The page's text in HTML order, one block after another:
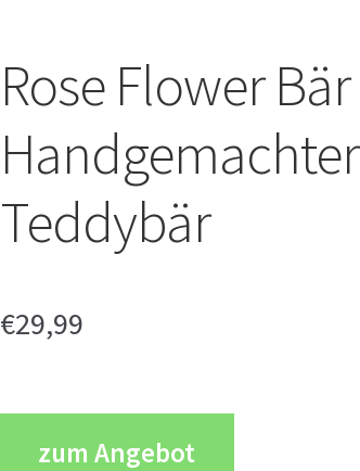
Rose Flower Bär
Handgemachter
Teddybär
€29,99
zum Angebot